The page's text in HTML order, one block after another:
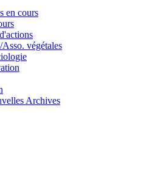
en cours
végétales
Archives